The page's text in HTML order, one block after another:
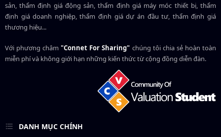
sản, thẩm định giá động sản, thẩm định giá máy móc thiết bị, thẩm
định giá doanh nghiệp, thẩm định giá dự án đầu tư, thẩm định giá
thương hiệu...
Với phương châm"Connet For Sharing" chúng tôi chia sẻ hoàn toàn
miễn phí và không giới hạn những kiến thức từ cộng đồng diễn đàn.
DANH MỤC CHÍNH